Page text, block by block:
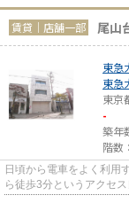
賃貸｜店舗一部 尾山
東急
東急
東京
-
築年
階数
日頃から電車をよく利用
ら徒歩3分というアクセ